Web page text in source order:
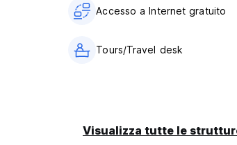
Accesso a Internet gratuito
Tours/Travel desk
Visualizza tutte le